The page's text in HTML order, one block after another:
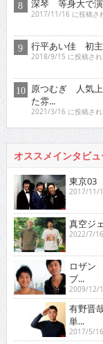
深琴 等身大で演
2017/11/16 に投稿さ
行平あい佳 初主
2018/9/15 に投稿され
原つむぎ 人気上
た雰...
2021/3/16 に投稿され
オススメインタビュ
東京03
2017/11/
真空ジ
2022/7/
ロザン
ブ...
2009/12/
有野晋
単...
2017/5/